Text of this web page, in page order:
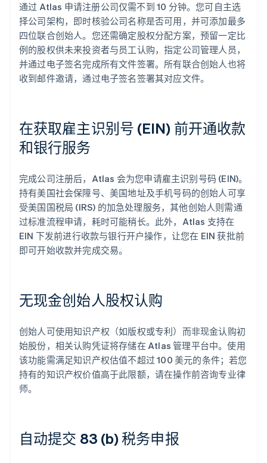
通过 Atlas 申请注册公司仅需不到 10 分钟。您可自主选
择公司架构，即时核验公司名称是否可用，并可添加最多
四位联合创始人。您还需确定股权分配方案，预留一定比
例的股权供未来投资者与员工认购，指定公司管理人员，
并通过电子签名完成所有文件签署。所有联合创始人也将
收到邮件邀请，通过电子签名签署其对应文件。
在获取雇主识别号 (EIN) 前开通收款
和银行服务
完成公司注册后，Atlas 会为您申请雇主识别号码 (EIN)。
持有美国社会保障号、美国地址及手机号码的创始人可享
受美国国税局 (IRS) 的加急处理服务，其他创始人则需通
过标准流程申请，耗时可能稍长。此外，Atlas 支持在
EIN 下发前进行收款与银行开户操作，让您在 EIN 获批前
即可开始收款并完成交易。
无现金创始人股权认购
创始人可使用知识产权（如版权或专利）而非现金认购初
始股份，相关认购凭证将存储在 Atlas 管理平台中。使用
该功能需满足知识产权估值不超过 100 美元的条件；若您
持有的知识产权价值高于此限额，请在操作前咨询专业律
师。
自动提交 83 (b) 税务申报